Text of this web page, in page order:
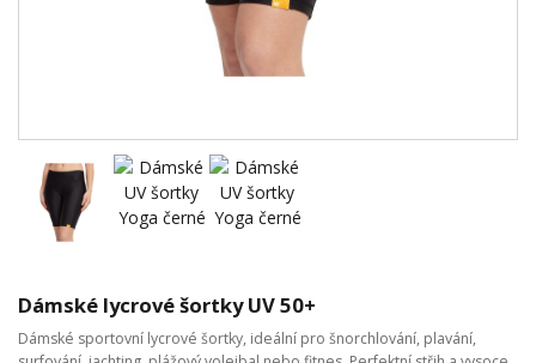
Dámské lycrové šortky UV 50+
Dámské sportovní lycrové šortky, ideální pro šnorchlování, plavání,